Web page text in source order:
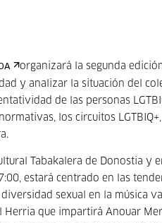
organizará la segunda
y analizar la situación del
de las personas
los circuitos
Tabakalera de Donostia y
estará centrado en las
sexual en la música
que impartirá Anouar